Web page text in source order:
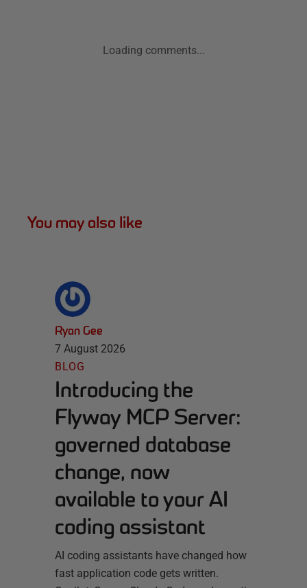
Loading comments...
You may also like
Ryan Gee
7 August 2026
BLOG
Introducing the
Flyway MCP Server:
governed database
change, now
available to your AI
coding assistant
AI coding assistants have changed how
fast application code gets written.